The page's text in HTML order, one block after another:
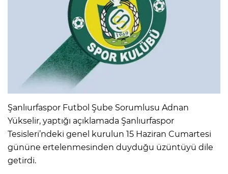
Şanlıurfaspor Futbol Şube Sorumlusu Adnan
Yükselir, yaptığı açıklamada Şanlıurfaspor
Tesisleri’ndeki genel kurulun 15 Haziran Cumartesi
gününe ertelenmesinden duyduğu üzüntüyü dile
getirdi.